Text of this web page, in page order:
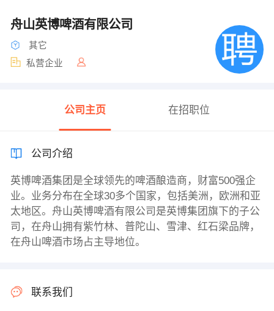
舟山英博啤酒有限公司
其它
私营企业
公司主页 在招职位
公司介绍
英博啤酒集团是全球领先的啤酒酿造商，财富500强企
业。业务分布在全球30多个国家，包括美洲，欧洲和亚
太地区。舟山英博啤酒有限公司是英博集团旗下的子公
司，在舟山拥有紫竹林、普陀山、雪津、红石梁品牌，
在舟山啤酒市场占主导地位。
联系我们